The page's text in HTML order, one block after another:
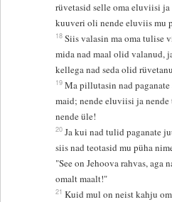
rüvetasid selle oma eluviisi
kuuveri oli nende eluviis mu
18 Siis valasin ma oma tulise
mida nad maal olid valanud,
kellega nad seda olid
19 Ma pillutasin nad
maid; nende eluviisi ja
nende üle!
20 Ja kui nad tulid paganate
siis nad teotasid mu püha
"See on Jehoova rahvas, aga
omalt maalt!"
21 Kuid mul on neist kahju